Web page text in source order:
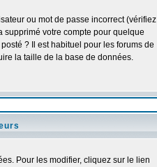
ou mot de passe incorrect (vérifiez
supprimé votre compte pour quelque
? Il est habituel pour les forums de
la taille de la base de données.
Pour les modifier, cliquez sur le lien